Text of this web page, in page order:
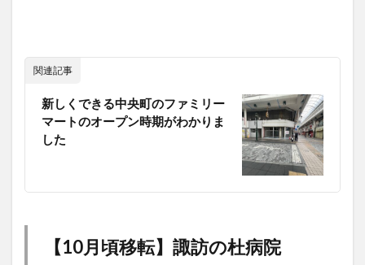
関連記事
新しくできる中央町のファミリー
マートのオープン時期がわかりま
した
【10月頃移転】諏訪の杜病院